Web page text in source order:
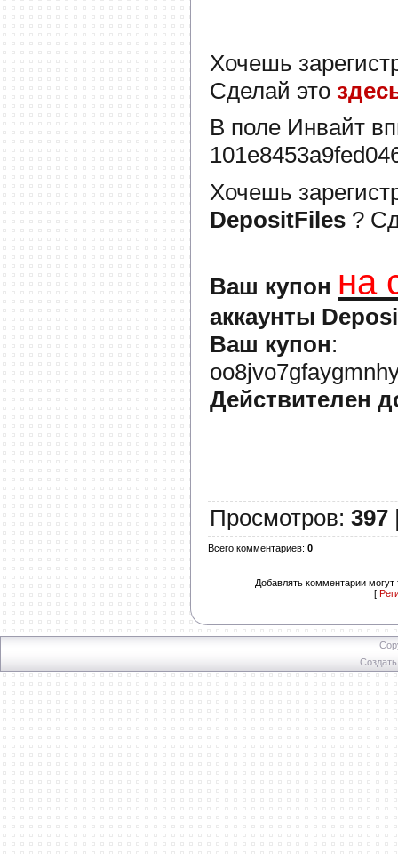
Хочешь
Сделай это
В поле Инвайт
Хочешь
DepositFiles ?
Ваш купон на
аккаунты
Ваш купон:
Действителен
Просмотров: 397
Всего комментариев: 0
Добавлять комментарии могут
[